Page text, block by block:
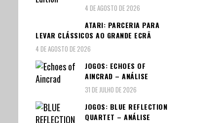
4 DE AGOSTO DE 2026
ATARI: PARCERIA PARA
LEVAR CLÁSSICOS AO GRANDE ECRÃ
4 DE AGOSTO DE 2026
JOGOS: ECHOES OF
AINCRAD – ANÁLISE
31 DE JULHO DE 2026
JOGOS: BLUE REFLECTION
QUARTET – ANÁLISE